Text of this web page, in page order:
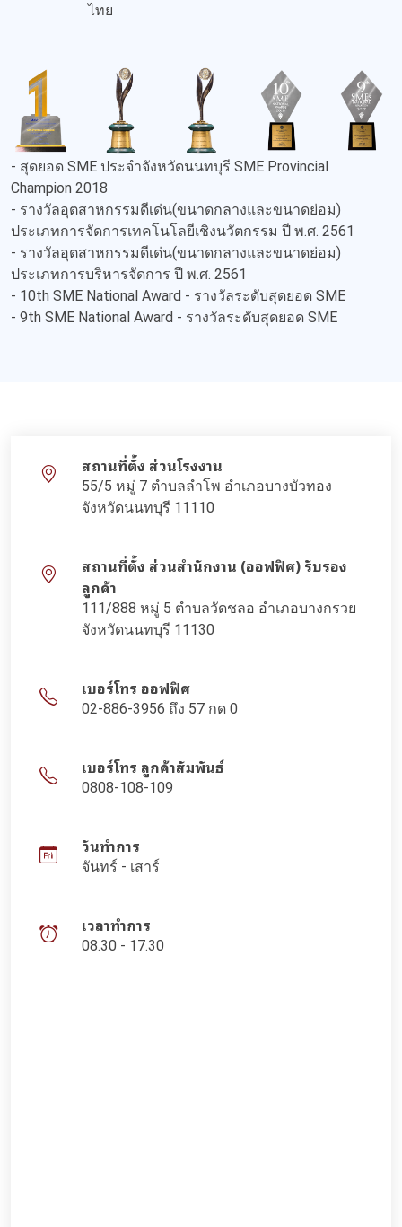
ไทย
- สุดยอด SME ประจำจังหวัดนนทบุรี SME Provincial
Champion 2018
- รางวัลอุตสาหกรรมดีเด่น(ขนาดกลางและขนาดย่อม)
ประเภทการจัดการเทคโนโลยีเชิงนวัตกรรม ปี พ.ศ. 2561
- รางวัลอุตสาหกรรมดีเด่น(ขนาดกลางและขนาดย่อม)
ประเภทการบริหารจัดการ ปี พ.ศ. 2561
- 10th SME National Award - รางวัลระดับสุดยอด SME
- 9th SME National Award - รางวัลระดับสุดยอด SME
สถานที่ตั้ง ส่วนโรงงาน
55/5 หมู่ 7 ตำบลลำโพ อำเภอบางบัวทอง
จังหวัดนนทบุรี 11110
สถานที่ตั้ง ส่วนสำนักงาน (ออฟฟิศ) รับรอง
ลูกค้า
111/888 หมู่ 5 ตำบลวัดชลอ อำเภอบางกรวย
จังหวัดนนทบุรี 11130
เบอร์โทร ออฟฟิศ
02-886-3956 ถึง 57 กด 0
เบอร์โทร ลูกค้าสัมพันธ์
0808-108-109
วันทำการ
จันทร์ - เสาร์
เวลาทำการ
08.30 - 17.30